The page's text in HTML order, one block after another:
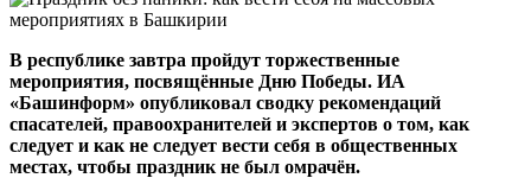
В республике завтра пройдут торжественные
мероприятия, посвящённые Дню Победы. ИА
«Башинформ» опубликовал сводку рекомендаций
спасателей, правоохранителей и экспертов о том, как
следует и как не следует вести себя в общественных
местах, чтобы праздник не был омрачён.